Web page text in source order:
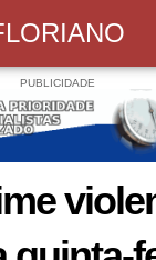
PUBLICIDADE